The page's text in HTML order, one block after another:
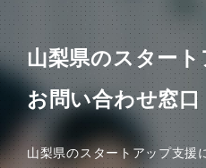
山梨県のスター
お問い合わせ窓口
山梨県のスタートアップ支援